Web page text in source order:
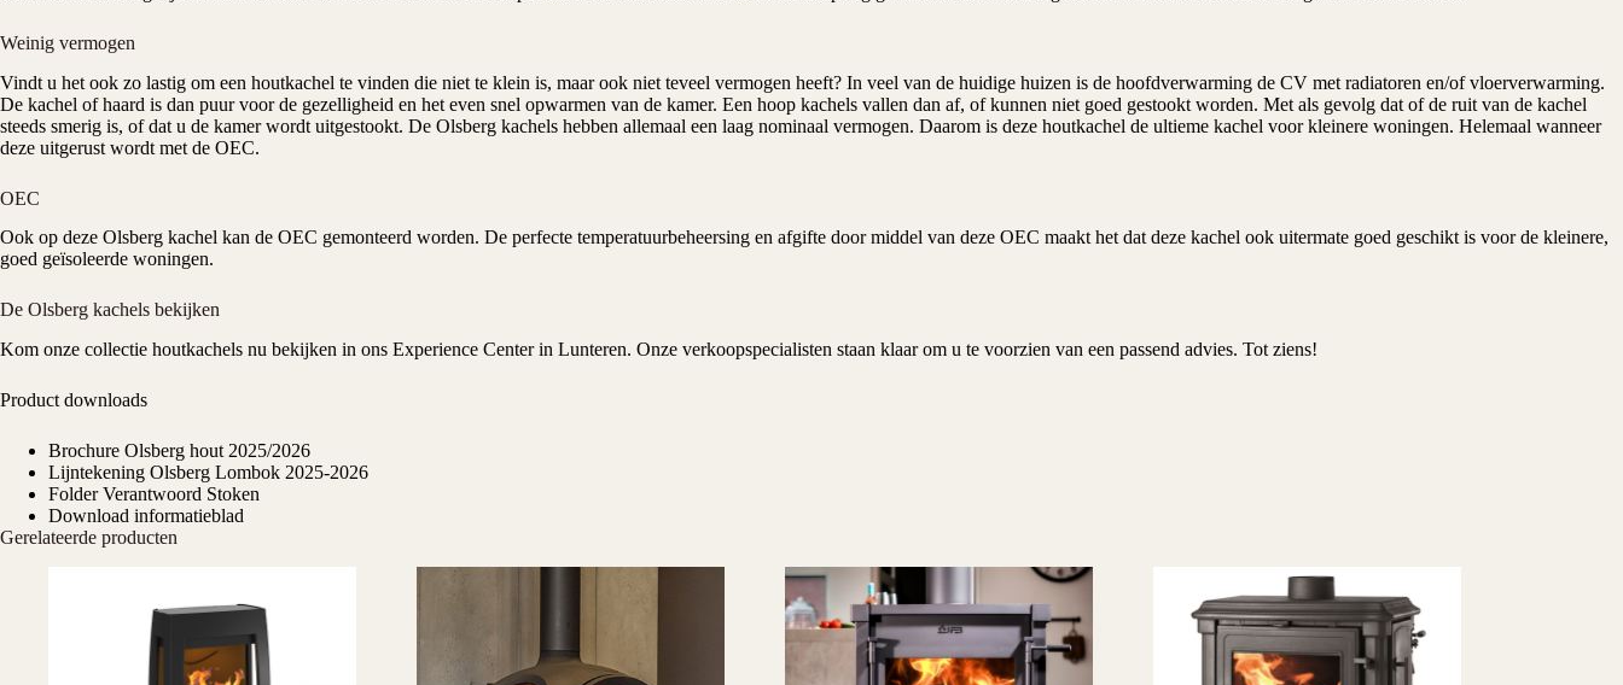
Weinig vermogen
Vindt u het ook zo lastig om een houtkachel te vinden die niet te klein is, maar ook niet teveel vermogen heeft? In veel van de huidige huizen is de hoofdverwarming de CV met radiatoren en/of vloerverwarming.
De kachel of haard is dan puur voor de gezelligheid en het even snel opwarmen van de kamer. Een hoop kachels vallen dan af, of kunnen niet goed gestookt worden. Met als gevolg dat of de ruit van de kachel
steeds smerig is, of dat u de kamer wordt uitgestookt. De Olsberg kachels hebben allemaal een laag nominaal vermogen. Daarom is deze houtkachel de ultieme kachel voor kleinere woningen. Helemaal wanneer
deze uitgerust wordt met de OEC.
OEC
Ook op deze Olsberg kachel kan de OEC gemonteerd worden. De perfecte temperatuurbeheersing en afgifte door middel van deze OEC maakt het dat deze kachel ook uitermate goed geschikt is voor de kleinere,
goed geïsoleerde woningen.
De Olsberg kachels bekijken
Kom onze collectie houtkachels nu bekijken in ons Experience Centerin Lunteren. Onze verkoopspecialisten staan klaar om u te voorzien van een passend advies. Tot ziens!
Product downloads
Brochure Olsberg hout 2025/2026
Lijntekening Olsberg Lombok 2025-2026
Folder Verantwoord Stoken
Download informatieblad
Gerelateerde producten